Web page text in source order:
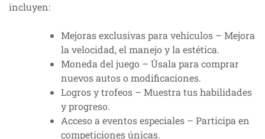
incluyen:
Mejoras exclusivas para vehículos – Mejora
la velocidad, el manejo y la estética.
Moneda del juego – Úsala para comprar
nuevos autos o modificaciones.
Logros y trofeos – Muestra tus habilidades
y progreso.
Acceso a eventos especiales – Participa en
competiciones únicas.